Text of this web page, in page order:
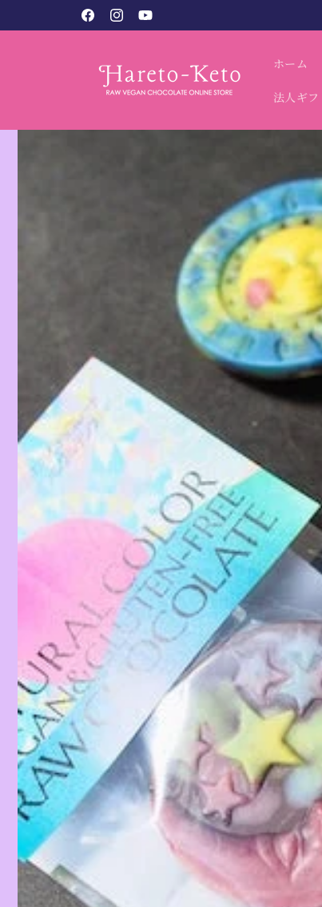
FacebookInstagram
YouTube
税込9,800円以上で送料無料（北海道・沖縄別）
ホーム
法人ギ